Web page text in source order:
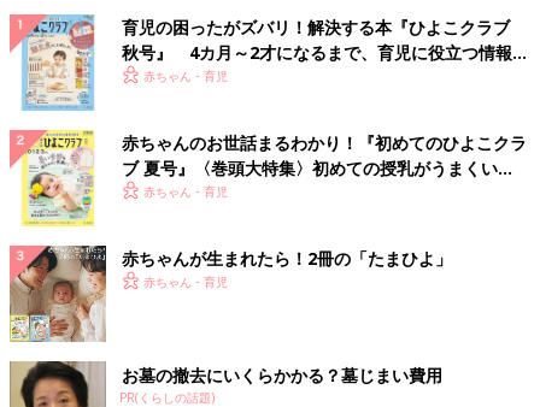
育児の困ったがズバリ！解決する本『ひよこクラブ
秋号』 4カ月～2才になるまで、育児に役立つ情報が
いっぱい！
赤ちゃん・育児
赤ちゃんのお世話まるわかり！『初めてのひよこクラ
ブ 夏号』〈巻頭大特集〉初めての授乳がうまくい
く！ おっぱい・ミルクの基本と夏のトラブル 解決テ
赤ちゃん・育児
赤ちゃんが生まれたら！2冊の「たまひよ」
赤ちゃん・育児
お墓の撤去にいくらかかる？墓じまい費用
PR(くらしの話題)